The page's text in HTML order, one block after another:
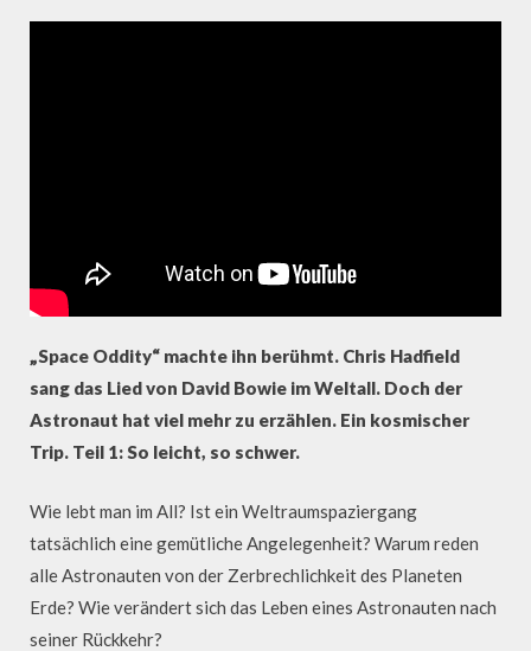
„Space Oddity“ machte ihn berühmt. Chris Hadfield
sang das Lied von David Bowie im Weltall. Doch der
Astronaut hat viel mehr zu erzählen. Ein kosmischer
Trip. Teil 1: So leicht, so schwer.
Wie lebt man im All? Ist ein Weltraumspaziergang
tatsächlich eine gemütliche Angelegenheit? Warum reden
alle Astronauten von der Zerbrechlichkeit des Planeten
Erde? Wie verändert sich das Leben eines Astronauten nach
seiner Rückkehr?